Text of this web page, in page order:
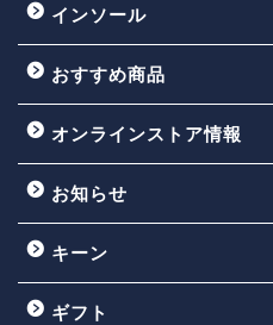
インソール
おすすめ商品
オンラインストア情報
お知らせ
キーン
ギフト